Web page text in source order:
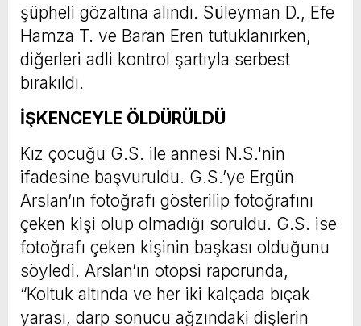
şüpheli gözaltına alındı. Süleyman D., Efe
Hamza T. ve Baran Eren tutuklanırken,
diğerleri adli kontrol şartıyla serbest
bırakıldı.
İŞKENCEYLE ÖLDÜRÜLDÜ
Kız çocuğu G.S. ile annesi N.S.'nin
ifadesine başvuruldu. G.S.’ye Ergün
Arslan’ın fotoğrafı gösterilip fotoğrafını
çeken kişi olup olmadığı soruldu. G.S. ise
fotoğrafı çeken kişinin başkası olduğunu
söyledi. Arslan’ın otopsi raporunda,
“Koltuk altında ve her iki kalçada bıçak
yarası, darp sonucu ağzındaki dişlerin